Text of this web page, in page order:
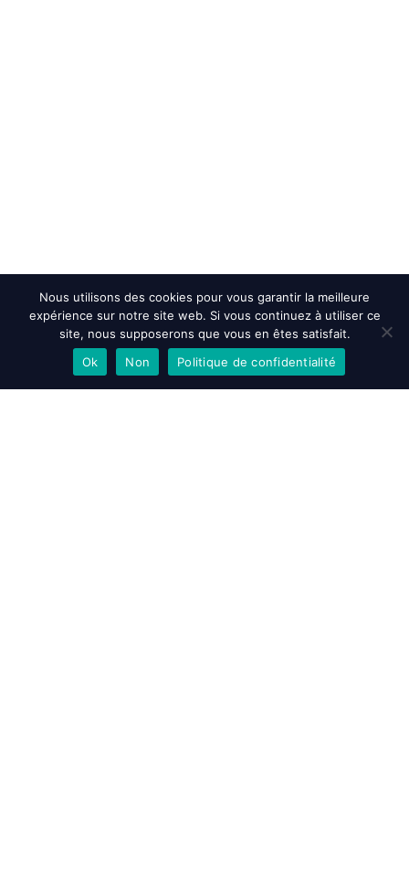
Nous utilisons des cookies pour vous garantir la meilleure
expérience sur notre site web. Si vous continuez à utiliser ce
site, nous supposerons que vous en êtes satisfait.
Ok
Non Politique de confidentialité